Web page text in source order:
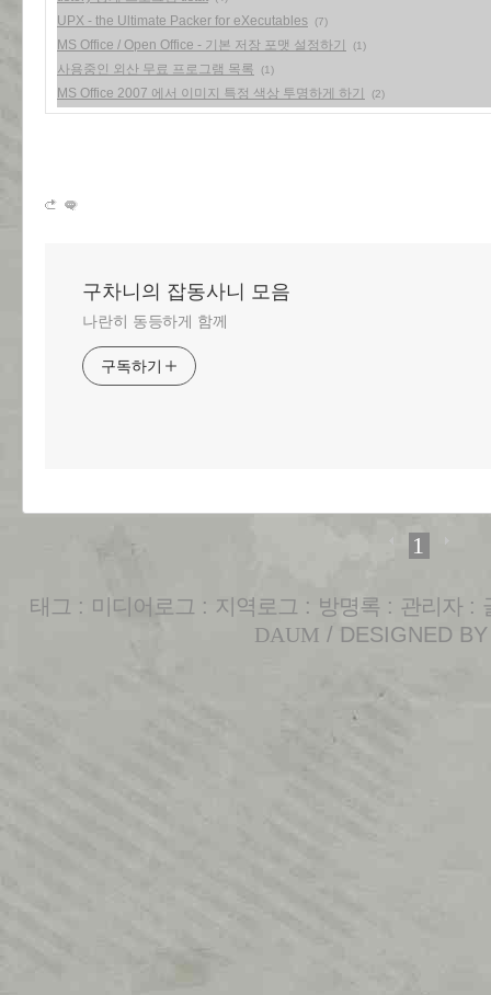
UPX - the Ultimate Packer for eXecutables (7)
MS Office / Open Office - 기본 저장 포맷 설정하기 (1)
사용중인 외산 무료 프로그램 목록 (1)
MS Office 2007 에서 이미지 특정 색상 투명하게 하기 (2)
구차니의 잡동사니 모음
나란히 동등하게 함께
구독하기
1
태그 : 미디어로그 : 지역로그 : 방명록 : 관리자 :
DAUM / DESIGNED